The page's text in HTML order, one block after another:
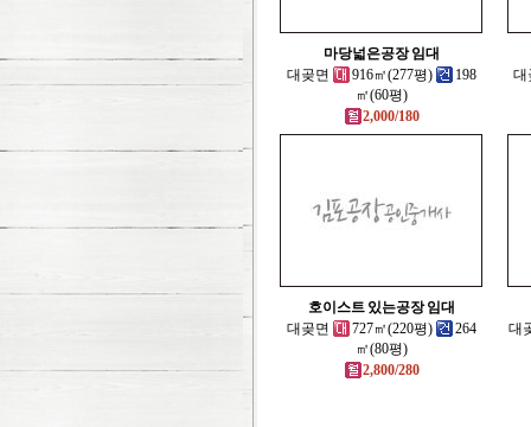
마당넓은공장 임대
대곶면
916㎡(277평)
198
㎡(60평)
2,000/180
호이스트 있는공장 임대
대곶면
727㎡(220평)
264
㎡(80평)
2,800/280
대